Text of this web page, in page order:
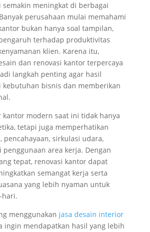
meningkat di berbagai
perusahaan mulai memahami
bukan hanya soal tampilan,
terhadap produktivitas
klien. Karena itu,
dan renovasi kantor terpercaya
langkah penting agar hasil
kebutuhan bisnis dan memberikan
kantor modern saat ini tidak hanya
tetapi juga memperhatikan
pencahayaan, sirkulasi udara,
penggunaan area kerja. Dengan
tepat, renovasi kantor dapat
semangat kerja serta
yang lebih nyaman untuk
hari.
menggunakan jasa desain interior
ingin mendapatkan hasil yang lebih